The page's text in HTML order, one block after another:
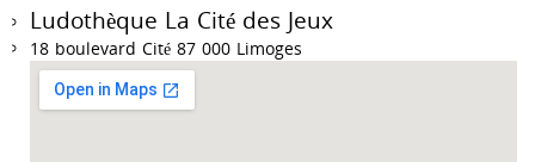
Ludothèque La Cité des Jeux
18 boulevard Cité 87 000 Limoges